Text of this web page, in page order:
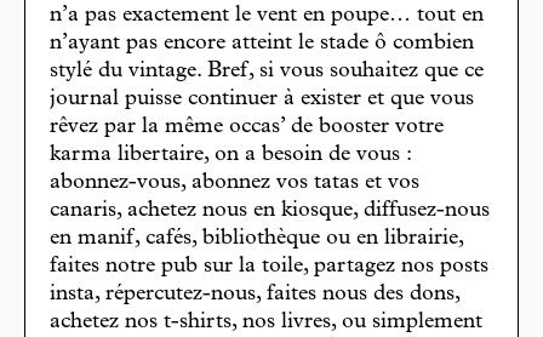
n’a pas exactement le vent en poupe… tout en
n’ayant pas encore atteint le stade ô combien
stylé du vintage. Bref, si vous souhaitez que ce
journal puisse continuer à exister et que vous
rêvez par la même occas’ de booster votre
karma libertaire, on a besoin de vous :
abonnez-vous, abonnez vos tatas et vos
canaris, achetez nous en kiosque, diffusez-nous
en manif, cafés, bibliothèque ou en librairie,
faites notre pub sur la toile, partagez nos posts
insta, répercutez-nous, faites nous des dons,
achetez nos t-shirts, nos livres, ou simplement